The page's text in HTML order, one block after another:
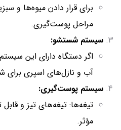
برای قرار دادن میوه‌ها و
مراحل پوست‌گیری.
سیستم شستشو:
اگر دستگاه دارای این
آب و نازل‌های اسپری
سیستم پوست‌گیری:
تیغه‌ها: تیغه‌های تیز و
مؤثر.